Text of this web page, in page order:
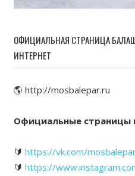
ОФИЦИАЛЬНАЯ СТРАНИЦА
ИНТЕРНЕТ
🌎 http://mosbalepar.ru
Официальные страницы
🔰 https://vk.com/
🔰 https://